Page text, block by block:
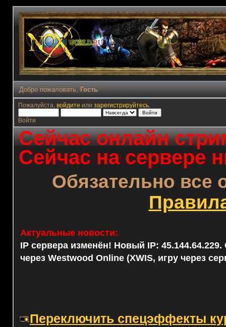
Добро пожаловать, Гость
Пожалуйста, войдите или зарегистрируйтесь.
Войти
Сейчас онлайн
Сейчас на сервере
Обязательно все
Актуальные новости:
IP сервера изменён! Новый IP: 45.144.64.229.
через Westwood Online (XWIS, игру через
Переключить спецэффекты